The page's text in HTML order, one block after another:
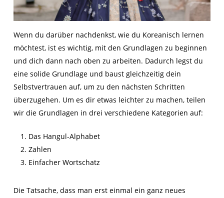
Wenn du darüber nachdenkst, wie du Koreanisch lernen
möchtest, ist es wichtig, mit den Grundlagen zu beginnen
und dich dann nach oben zu arbeiten. Dadurch legst du
eine solide Grundlage und baust gleichzeitig dein
Selbstvertrauen auf, um zu den nächsten Schritten
überzugehen. Um es dir etwas leichter zu machen, teilen
wir die Grundlagen in drei verschiedene Kategorien auf:
Das Hangul-Alphabet
Zahlen
Einfacher Wortschatz
Die Tatsache, dass man erst einmal ein ganz neues